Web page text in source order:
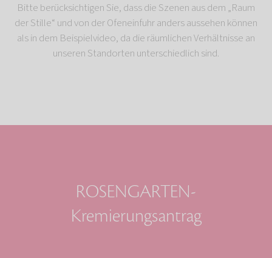
Bitte berücksichtigen Sie, dass die Szenen aus dem „Raum
der Stille“ und von der Ofeneinfuhr anders aussehen können
als in dem Beispielvideo, da die räumlichen Verhältnisse an
unseren Standorten unterschiedlich sind.
ROSENGARTEN-
Kremierungsantrag